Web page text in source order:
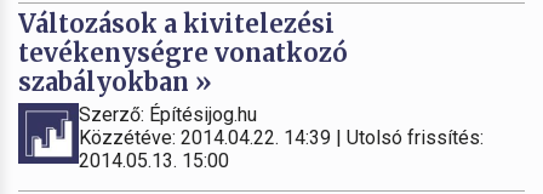
Változások a kivitelezési
tevékenységre vonatkozó
szabályokban »
Szerző: Építésijog.hu
Közzétéve: 2014.04.22. 14:39 | Utolsó frissítés:
2014.05.13. 15:00